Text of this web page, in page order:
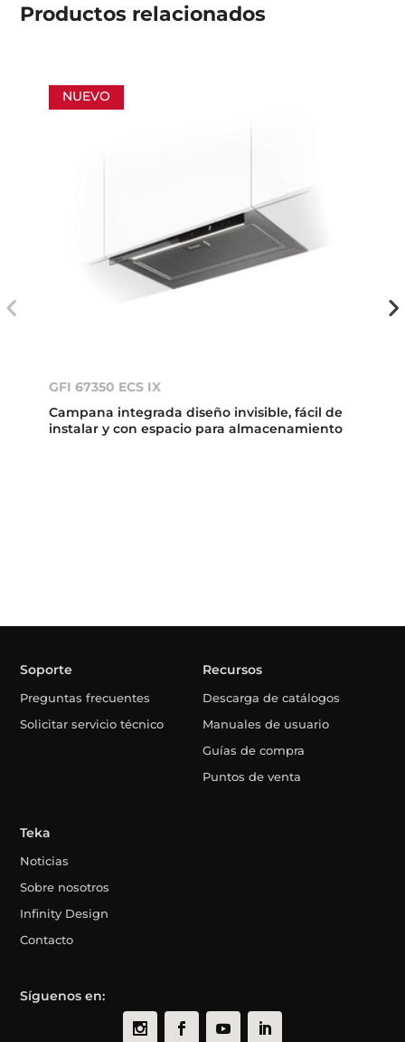
Productos relacionados
NUEVO
GFI 67350 ECS IX
Campana integrada diseño invisible, fácil de
instalar y con espacio para almacenamiento
Soporte
Preguntas frecuentes
Solicitar servicio técnico
Recursos
Descarga de catálogos
Manuales de usuario
Guías de compra
Puntos de venta
Teka
Noticias
Sobre nosotros
Infinity Design
Contacto
Síguenos en: